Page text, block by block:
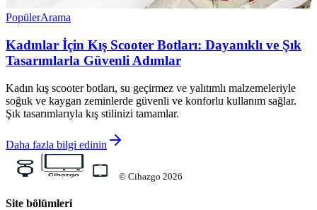
PopülerArama
Kadınlar İçin Kış Scooter Botları: Dayanıklı ve Şık
Tasarımlarla Güvenli Adımlar
Kadın kış scooter botları, su geçirmez ve yalıtımlı malzemeleriyle
soğuk ve kaygan zeminlerde güvenli ve konforlu kullanım sağlar.
Şık tasarımlarıyla kış stilinizi tamamlar.
Daha fazla bilgi edinin
© Cihazgo 2026
Site bölümleri